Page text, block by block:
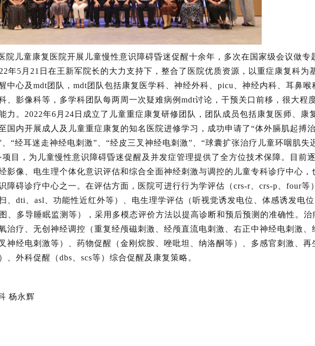
院儿童康复医院开展儿童慢性意识障碍昏迷促醒十余年，多次在国家级会议做专
年5月21日在王新军院长的大力支持下，整合了医院优质资源，以重症康复科为
中心及mdt团队，mdt团队包括康复医学科、神经外科、picu、神经内科、耳鼻喉
、影像科等，多学科团队每两周一次疑难病例mdt讨论，干预关口前移，很大程
力。2022年6月24日成立了儿童重症康复研修团队，团队成员包括康复医师、康
国内开展成人及儿童重症康复的知名医院进修学习，成功申请了“体外膈肌起搏治
“经耳迷走神经电刺激”、“经皮三叉神经电刺激”、“球囊扩张治疗儿童环咽肌失
目，为儿童慢性意识障碍昏迷促醒及并发症管理提供了全方位技术保障。目前
影像、电生理个体化意识评估和综合全面神经刺激与调控的儿童专科诊疗中心，
障碍诊疗中心之一。在评估方面，医院可进行行为学评估（crs-r、crs-p、four等
、dti、asl、功能性近红外等）、电生理学评估（听视觉诱发电位、体感诱发电
、多导睡眠监测等），采用多模态评价方法以提高诊断和预后预测的准确性。治
治疗、无创神经调控（重复经颅磁刺激、经颅直流电刺激、右正中神经电刺激、
神经电刺激等）、药物促醒（金刚烷胺、唑吡坦、纳洛酮等）、多感官刺激、再
、外科促醒（dbs、scs等）综合促醒及康复策略。
杨永辉